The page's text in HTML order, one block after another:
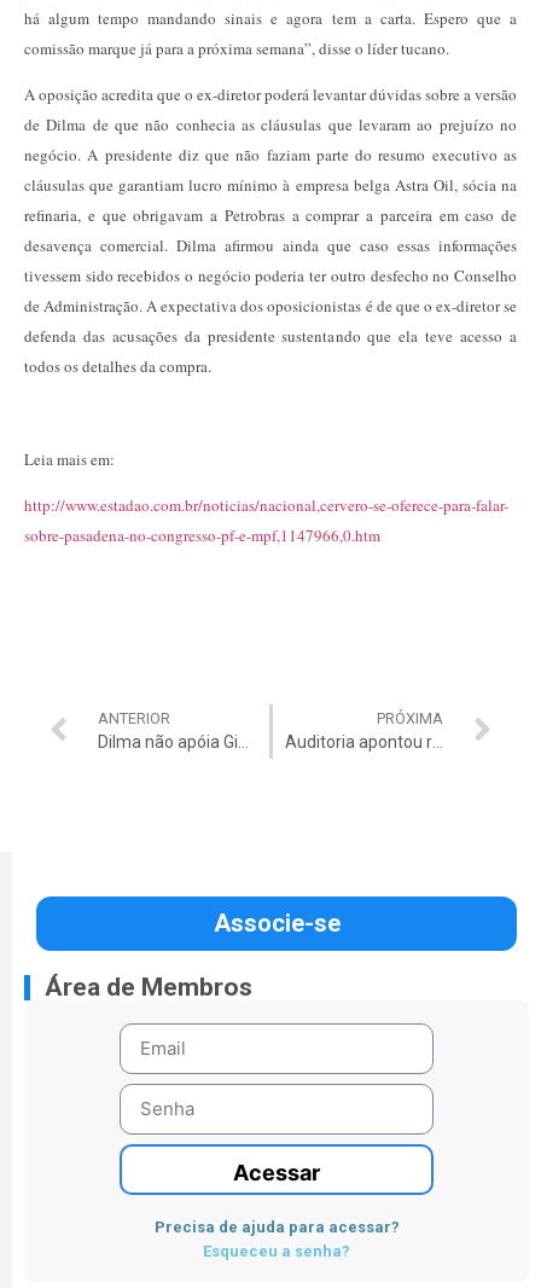
há algum tempo mandando sinais e agora tem a carta. Espero que a
comissão marque já para a próxima semana”, disse o líder tucano.
A oposição acredita que o ex-diretor poderá levantar dúvidas sobre a versão
de Dilma de que não conhecia as cláusulas que levaram ao prejuízo no
negócio. A presidente diz que não faziam parte do resumo executivo as
cláusulas que garantiam lucro mínimo à empresa belga Astra Oil, sócia na
refinaria, e que obrigavam a Petrobras a comprar a parceira em caso de
desavença comercial. Dilma afirmou ainda que caso essas informações
tivessem sido recebidos o negócio poderia ter outro desfecho no Conselho
de Administração. A expectativa dos oposicionistas é de que o ex-diretor se
defenda das acusações da presidente sustentando que ela teve acesso a
todos os detalhes da compra.
Leia mais em:
http://www.estadao.com.br/noticias/nacional,cervero-se-oferece-para-falar-
sobre-pasadena-no-congresso-pf-e-mpf,1147966,0.htm
ANTERIOR
Dilma não apóia Gim para o TCU
PRÓXIMA
Auditoria apontou riscos na compra de Pasadena
Associe-se
Área de Membros
Acessar
Precisa de ajuda para acessar?
Esqueceu a senha?